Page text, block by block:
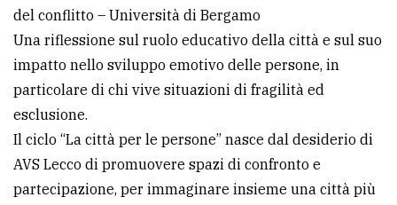
del conflitto – Università di Bergamo
Una riflessione sul ruolo educativo della città e sul suo
impatto nello sviluppo emotivo delle persone, in
particolare di chi vive situazioni di fragilità ed
esclusione.
Il ciclo “La città per le persone” nasce dal desiderio di
AVS Lecco di promuovere spazi di confronto e
partecipazione, per immaginare insieme una città più